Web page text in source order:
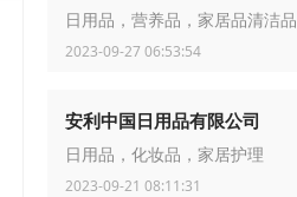
日用品，营养品，家居品清洁品
2023-09-27 06:53:54
安利中国日用品有限公司
日用品，化妆品，家居护理
2023-09-21 08:11:31